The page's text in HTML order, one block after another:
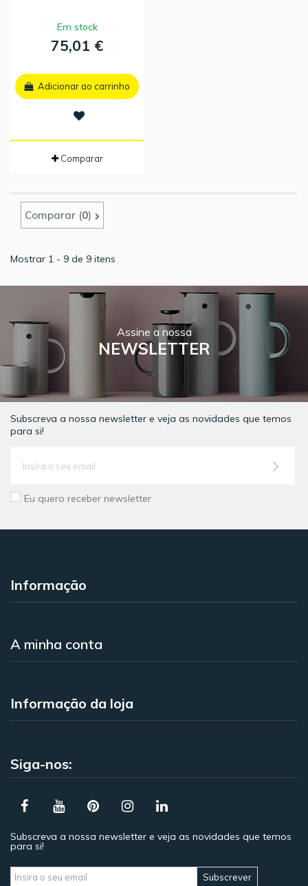
Em stock
75,01 €
Adicionar ao carrinho
Comparar
Comparar (0)
Mostrar 1 - 9 de 9 itens
Assine a nossa
NEWSLETTER
Subscreva a nossa newsletter e veja as novidades que temos
para si!
Eu quero receber newsletter
Informação
A minha conta
Informação da loja
Siga-nos:
Subscreva a nossa newsletter e veja as novidades que temos
para si!
Subscrever